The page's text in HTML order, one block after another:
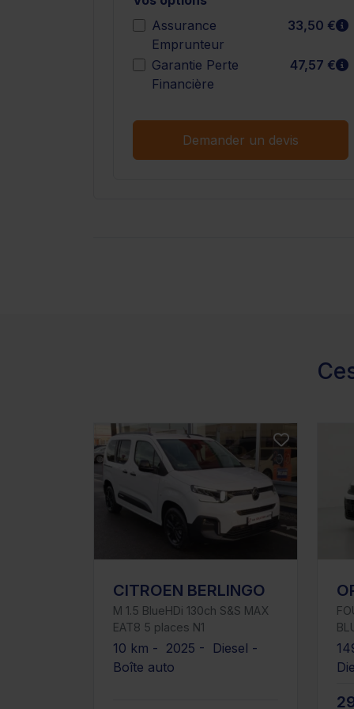
Assurance
Emprunteur
33,50 €
Garantie Perte
Financière
47,57 €
Demander un devis
CITROEN BERLINGO
M 1.5 BlueHDi 130ch S&S MAX
EAT8 5 places N1
10 km - 2025 - Diesel -
Boîte auto